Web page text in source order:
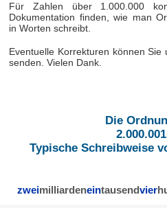
Für Zahlen über 1.000.000
Dokumentation finden, wie man
in Worten schreibt.
Eventuelle Korrekturen können Sie
senden. Vielen Dank.
Die
Typische Schreibweise
zweimilliardeneintausendvier